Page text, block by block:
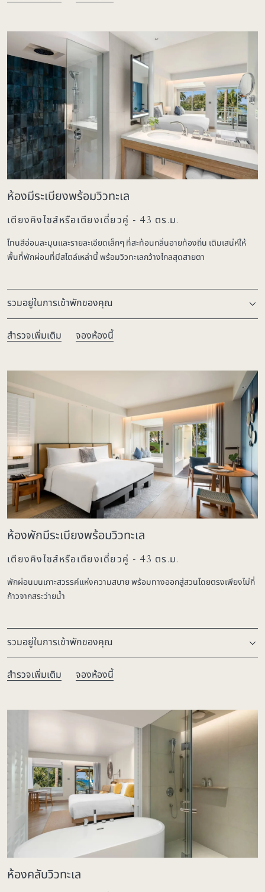
ห้องมีระเบียงพร้อมวิวทะเล
เตียงคิงไซส์หรือเตียงเดี่ยวคู่ - 43 ตร.ม.
โทนสีอ่อนละมุนและรายละเอียดเล็กๆ ที่สะท้อนกลิ่นอายท้องถิ่น เติมเสน่ห์ให้
พื้นที่พักผ่อนที่มีสไตล์เหล่านี้ พร้อมวิวทะเลกว้างไกลสุดสายตา
รวมอยู่ในการเข้าพักของคุณ
สำรวจเพิ่มเติม จองห้องนี้
ห้องพักมีระเบียงพร้อมวิวทะเล
เตียงคิงไซส์หรือเตียงเดี่ยวคู่ - 43 ตร.ม.
พักผ่อนบนเกาะสวรรค์แห่งความสบาย พร้อมทางออกสู่สวนโดยตรงเพียงไม่กี่
ก้าวจากสระว่ายน้ำ
รวมอยู่ในการเข้าพักของคุณ
สำรวจเพิ่มเติม จองห้องนี้
ห้องคลับวิวทะเล